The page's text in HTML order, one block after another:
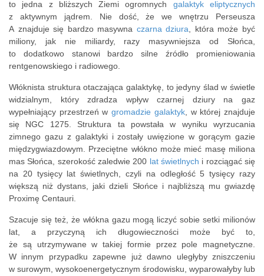
to jedna z bliższych Ziemi ogromnych galaktyk eliptycznych
z aktywnym jądrem. Nie dość, że we wnętrzu Perseusza
A znajduje się bardzo masywna czarna dziura , która może być
miliony, jak nie miliardy, razy masywniejsza od Słońca,
to dodatkowo stanowi bardzo silne źródło promieniowania
rentgenowskiego i radiowego.
Włóknista struktura otaczająca galaktykę, to jedyny ślad w świetle
widzialnym, który zdradza wpływ czarnej dziury na gaz
wypełniający przestrzeń wgromadzie galaktyk, w której znajduje
się NGC 1275. Struktura ta powstała w wyniku wyrzucania
zimnego gazu z galaktyki i zostały uwięzione w gorącym gazie
międzygwiazdowym. Przeciętne włókno może mieć masę miliona
mas Słońca, szerokość zaledwie 200 lat świetlnych i rozciągać się
na 20 tysięcy lat świetlnych, czyli na odległość 5 tysięcy razy
większą niż dystans, jaki dzieli Słońce i najbliższą mu gwiazdę
Proximę Centauri.
Szacuje się też, że włókna gazu mogą liczyć sobie setki milionów
lat, a przyczyną ich długowieczności może być to,
że są utrzymywane w takiej formie przez pole magnetyczne.
W innym przypadku zapewne już dawno uległyby zniszczeniu
w surowym, wysokoenergetycznym środowisku, wyparowałyby lub